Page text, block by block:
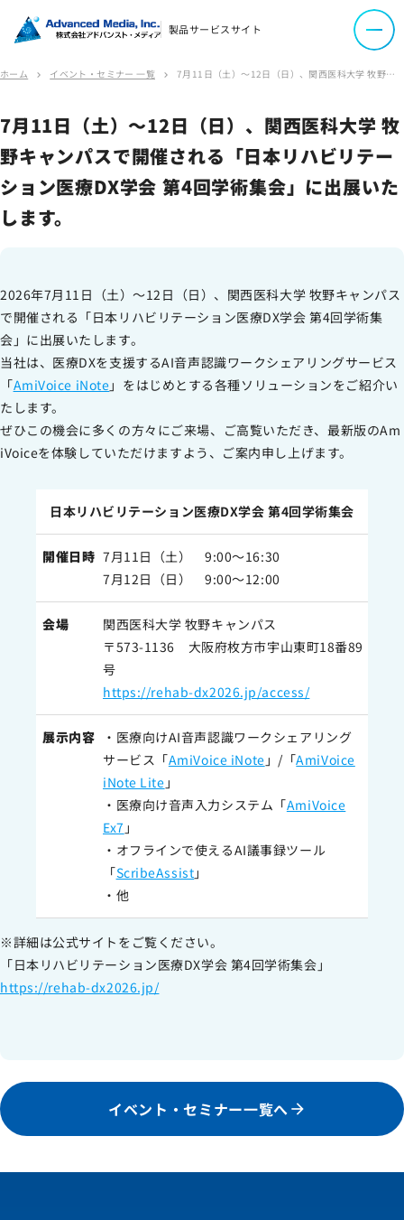
お問い合わせ
会社案内
オウンドメディア
コーポレートサイト
サイトマップ
サイトのご利用について
ソーシャルメディアポリシー
メールマガジン
製品サービスサイト
ホーム chevron_right イベント・セミナー 一覧 chevron_right 7月11日（土）～12日（日）、関⻄医科⼤学 牧野キャンパスで開催される「⽇本リハビリテーション医療DX学会 第4回学術集会」に出展いたします。
7月11日（土）～12日（日）、関⻄医科⼤学 牧
野キャンパスで開催される「⽇本リハビリテー
ション医療DX学会 第4回学術集会」に出展いた
します。
2026年7月11日（土）～12日（日）、関⻄医科⼤学 牧野キャンパス
で開催される「⽇本リハビリテーション医療DX学会 第4回学術集
会」に出展いたします。
当社は、医療DXを支援するAI音声認識ワークシェアリングサービス
「AmiVoice iNote」をはじめとする各種ソリューションをご紹介い
たします。
ぜひこの機会に多くの方々にご来場、ご高覧いただき、最新版のAm
iVoiceを体験していただけますよう、ご案内申し上げます。
⽇本リハビリテーション医療DX学会 第4回学術集会
開催日時 7月11日（土） 9:00～16:30
7月12日（日） 9:00～12:00
会場
関⻄医科⼤学 牧野キャンパス
〒573-1136 大阪府枚方市宇山東町18番89
号
https://rehab-dx2026.jp/access/
展示内容
・医療向けAI音声認識ワークシェアリング
サービス「AmiVoice iNote 」/「AmiVoice
iNote Lite 」
・医療向け音声入力システム「AmiVoice
Ex7 」
・オフラインで使えるAI議事録ツール
「ScribeAssist」
・他
※詳細は公式サイトをご覧ください。
「⽇本リハビリテーション医療DX学会 第4回学術集会」
https://rehab-dx2026.jp/
イベント・セミナー一覧へ